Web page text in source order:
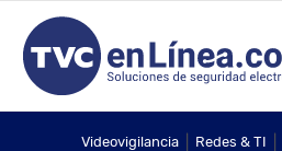
Videovigilancia Redes & TI